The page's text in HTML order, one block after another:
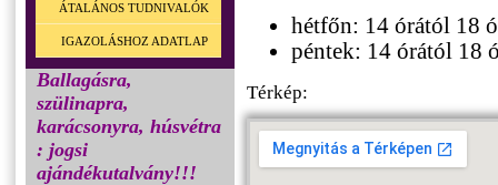
ÁTALÁNOS TUDNIVALÓK
IGAZOLÁSHOZ ADATLAP
Ballagásra,
szülinapra,
karácsonyra, húsvétra
: jogsi
ajándékutalvány!!!
hétfőn: 14 órától 18
péntek: 14 órától 18
Térkép: